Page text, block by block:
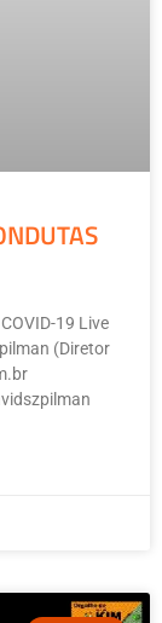
19 Live
(Diretor